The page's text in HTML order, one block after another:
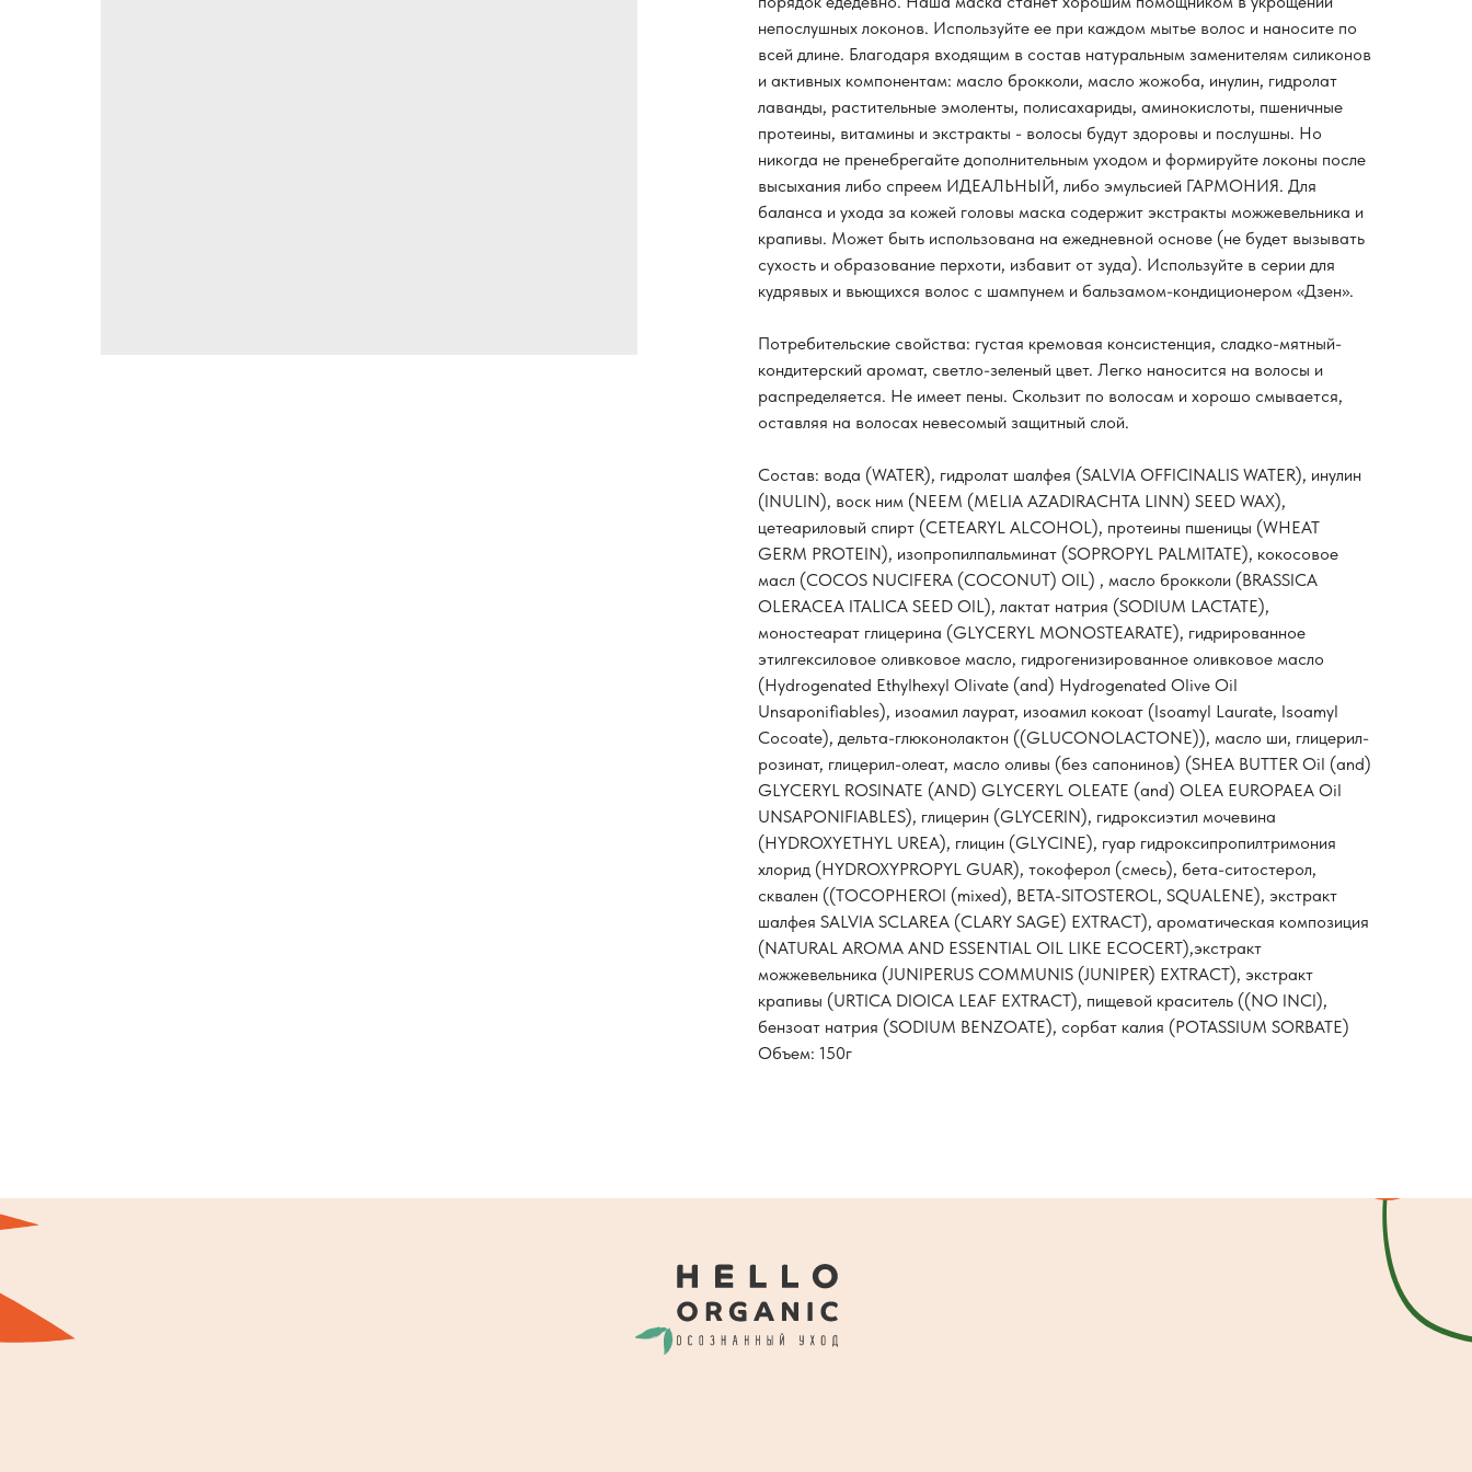
непослушных локонов. Используйте ее при каждом мытье волос и наносите по
всей длине. Благодаря входящим в состав натуральным заменителям силиконов
и активных компонентам: масло брокколи, масло жожоба, инулин, гидролат
лаванды, растительные эмоленты, полисахариды, аминокислоты, пшеничные
протеины, витамины и экстракты - волосы будут здоровы и послушны. Но
никогда не пренебрегайте дополнительным уходом и формируйте локоны после
высыхания либо спреем ИДЕАЛЬНЫЙ, либо эмульсией ГАРМОНИЯ. Для
баланса и ухода за кожей головы маска содержит экстракты можжевельника и
крапивы. Может быть использована на ежедневной основе (не будет вызывать
сухость и образование перхоти, избавит от зуда). Используйте в серии для
кудрявых и вьющихся волос с шампунем и бальзамом-кондиционером «Дзен».
Потребительские свойства: густая кремовая консистенция, сладко-мятный-
кондитерский аромат, светло-зеленый цвет. Легко наносится на волосы и
распределяется. Не имеет пены. Скользит по волосам и хорошо смывается,
оставляя на волосах невесомый защитный слой.
Состав: вода (WATER), гидролат шалфея (SALVIA OFFICINALIS WATER), инулин
(INULIN), воск ним (NEEM (MELIA AZADIRACHTA LINN) SEED WAX),
цетеариловый спирт (CETEARYL ALCOHOL), протеины пшеницы (WHEAT
GERM PROTEIN), изопропилпальминат (SOPROPYL PALMITATE), кокосовое
масл (COCOS NUCIFERA (COCONUT) OIL) , масло брокколи (BRASSICA
OLERACEA ITALICA SEED OIL), лактат натрия (SODIUM LACTATE),
моностеарат глицерина (GLYCERYL MONOSTEARATE), гидрированное
этилгексиловое оливковое масло, гидрогенизированное оливковое масло
(Hydrogenated Ethylhexyl Olivate (and) Hydrogenated Olive Oil
Unsaponifiables), изоамил лаурат, изоамил кокоат (Isoamyl Laurate, Isoamyl
Cocoate), дельта-глюконолактон ((GLUCONOLACTONE)), масло ши, глицерил-
розинат, глицерил-олеат, масло оливы (без сапонинов) (SHEA BUTTER Oil (and)
GLYCERYL ROSINATE (AND) GLYCERYL OLEATE (and) OLEA ЕUROPAEA Oil
UNSAPONIFIABLES), глицерин (GLYCERIN), гидроксиэтил мочевина
(HYDROXYETHYL UREA), глицин (GLYCINE), гуар гидроксипропилтримония
хлорид (HYDROXYPROPYL GUAR), токоферол (смесь), бета-ситостерол,
сквален ((TOCOPHEROl (mixed), BETA-SITOSTEROL, SQUALENE), экстракт
шалфея SALVIA SCLAREA (CLARY SAGE) EXTRACT), ароматическая композиция
(NATURAL AROMA AND ESSENTIAL OIL LIKE ECOCERT),экстракт
можжевельника (JUNIPERUS COMMUNIS (JUNIPER) EXTRACT), экстракт
крапивы (URTICA DIOICA LEAF EXTRACT), пищевой краситель ((NO INCI),
бензоат натрия (SODIUM BENZOATE), сорбат калия (POTASSIUM SORBATE)
Объем: 150г